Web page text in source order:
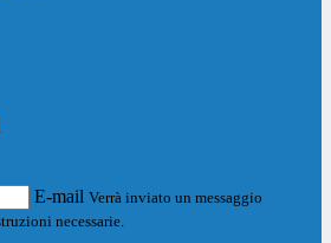
E-mail Verrà inviato un messaggio
necessarie.